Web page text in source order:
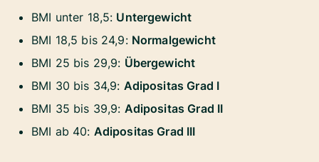
BMI unter 18,5: Untergewicht
BMI 18,5 bis 24,9: Normalgewicht
BMI 25 bis 29,9: Übergewicht
BMI 30 bis 34,9: Adipositas Grad I
BMI 35 bis 39,9: Adipositas Grad II
BMI ab 40: Adipositas Grad III